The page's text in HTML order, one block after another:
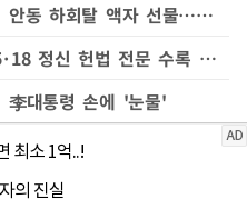
이 대통령, 다카이치 총리에게 안동 하회탈 액자 선물…조선통신사 세트도
이 대통령, 5·18 기념식서 "5·18 정신 헌법 전문 수록 최선"…무안공항 참사현장 방문도(종합2보)
李대통령 손에 '눈물'